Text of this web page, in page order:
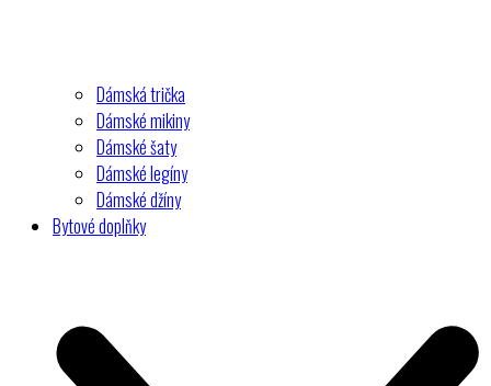
Dámská trička
Dámské mikiny
Dámské šaty
Dámské legíny
Dámské džíny
Bytové doplňky